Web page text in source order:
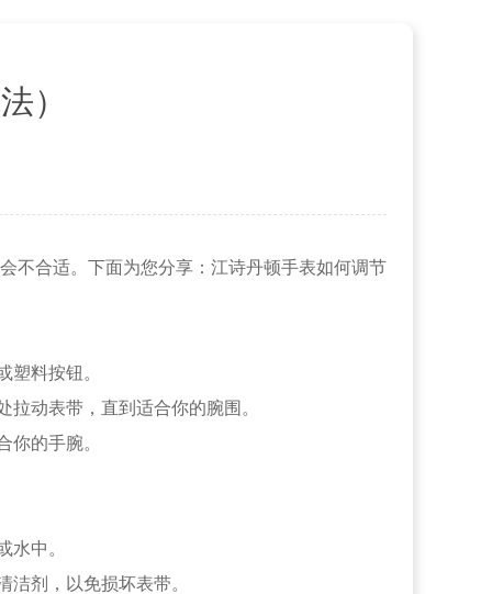
）
不合适。下面为您分享：江诗丹顿手表如何调节
料按钮。
动表带，直到适合你的腕围。
的手腕。
中。
剂，以免损坏表带。